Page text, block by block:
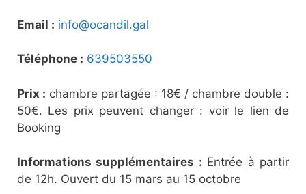
Email : info@ocandil.gal
Téléphone : 639503550
Prix : chambre partagée : 18€ / chambre double :
50€. Les prix peuvent changer : voir le lien de
Booking
Informations supplémentaires : Entrée à partir
de 12h. Ouvert du 15 mars au 15 octobre